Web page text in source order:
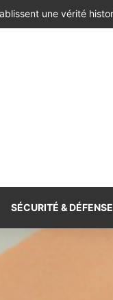
SÉCURITÉ & DÉFENSE